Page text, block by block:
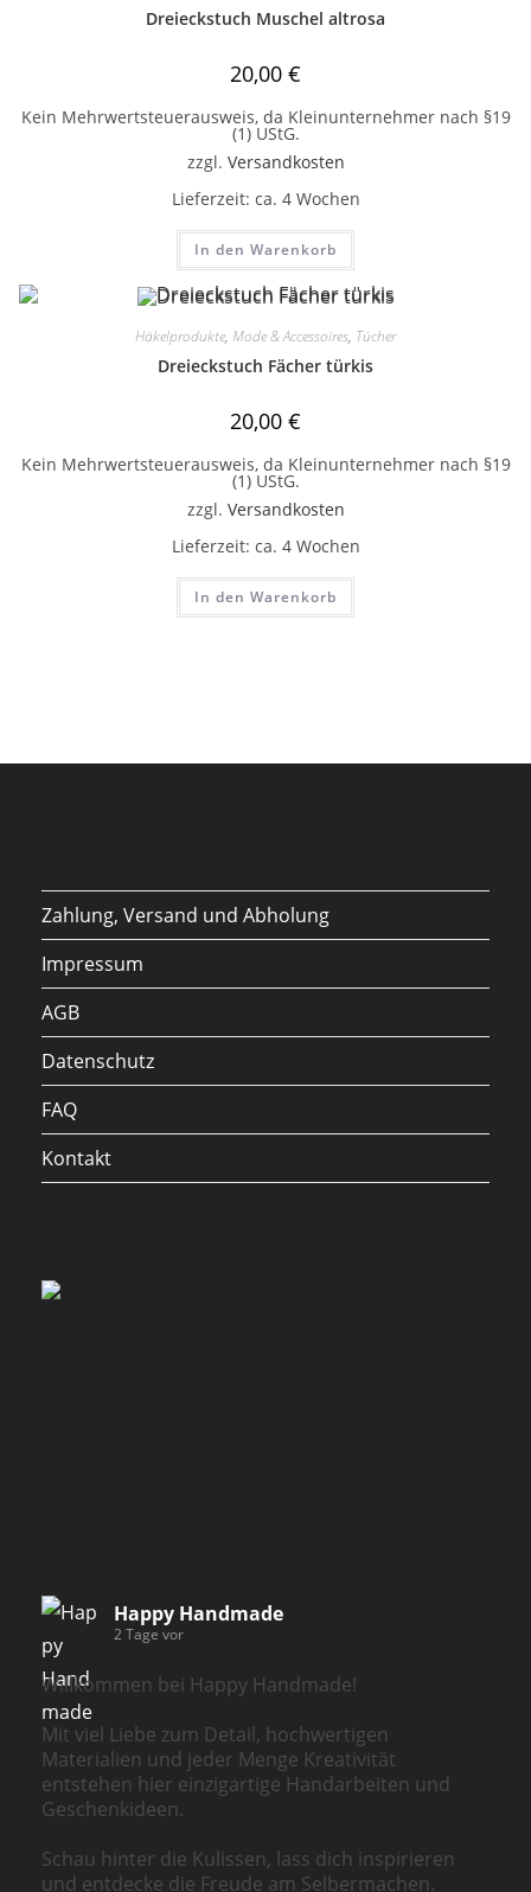
Dreieckstuch Muschel altrosa
20,00 €
Kein Mehrwertsteuerausweis, da Kleinunternehmer nach §19
(1) UStG.
zzgl. Versandkosten
Lieferzeit: ca. 4 Wochen
In den Warenkorb
Häkelprodukte, Mode & Accessoires, Tücher
Dreieckstuch Fächer türkis
20,00 €
Kein Mehrwertsteuerausweis, da Kleinunternehmer nach §19
(1) UStG.
zzgl. Versandkosten
Lieferzeit: ca. 4 Wochen
In den Warenkorb
Zahlung, Versand und Abholung
Impressum
AGB
Datenschutz
FAQ
Kontakt
Happy Handmade
2 Tage vor
Willkommen bei Happy Handmade!
Mit viel Liebe zum Detail, hochwertigen
Materialien und jeder Menge Kreativität
entstehen hier einzigartige Handarbeiten und
Geschenkideen.
Schau hinter die Kulissen, lass dich inspirieren
und entdecke die Freude am Selbermachen.